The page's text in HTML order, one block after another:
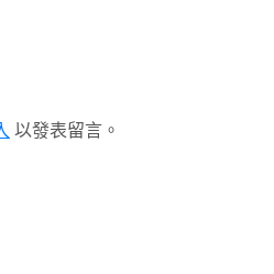
以發表留言。